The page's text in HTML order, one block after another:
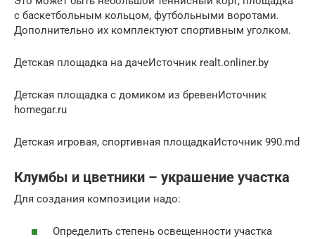
с баскетбольным кольцом, футбольными воротами.
Дополнительно их комплектуют спортивным уголком.
Детская площадка на дачеИсточник realt.onliner.by
Детская площадка с домиком из бревенИсточник
homegar.ru
Детская игровая, спортивная площадкаИсточник 990.md
Клумбы и цветники – украшение участка
Для создания композиции надо:
Определить степень освещенности участка